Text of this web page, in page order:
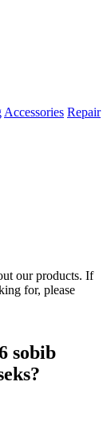
Accessories Repair
our products. If
for, please
sobib